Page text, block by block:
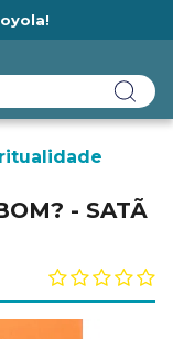
- SATÃ